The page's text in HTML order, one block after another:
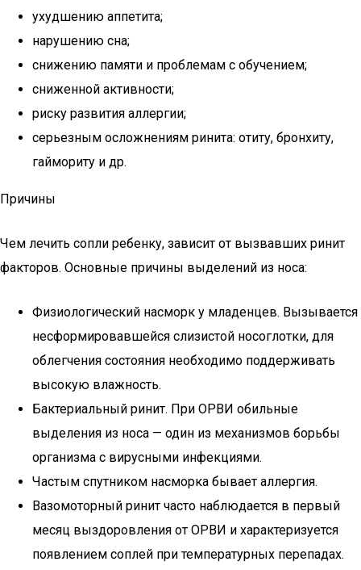
ухудшению аппетита;
нарушению сна;
снижению памяти и проблемам с обучением;
сниженной активности;
риску развития аллергии;
серьезным осложнениям ринита: отиту, бронхиту,
гаймориту и др.
Причины
Чем лечить сопли ребенку, зависит от вызвавших ринит
факторов. Основные причины выделений из носа:
Физиологический насморк у младенцев. Вызывается
несформировавшейся слизистой носоглотки, для
облегчения состояния необходимо поддерживать
высокую влажность.
Бактериальный ринит. При ОРВИ обильные
выделения из носа — один из механизмов борьбы
организма с вирусными инфекциями.
Частым спутником насморка бывает аллергия.
Вазомоторный ринит часто наблюдается в первый
месяц выздоровления от ОРВИ и характеризуется
появлением соплей при температурных перепадах.